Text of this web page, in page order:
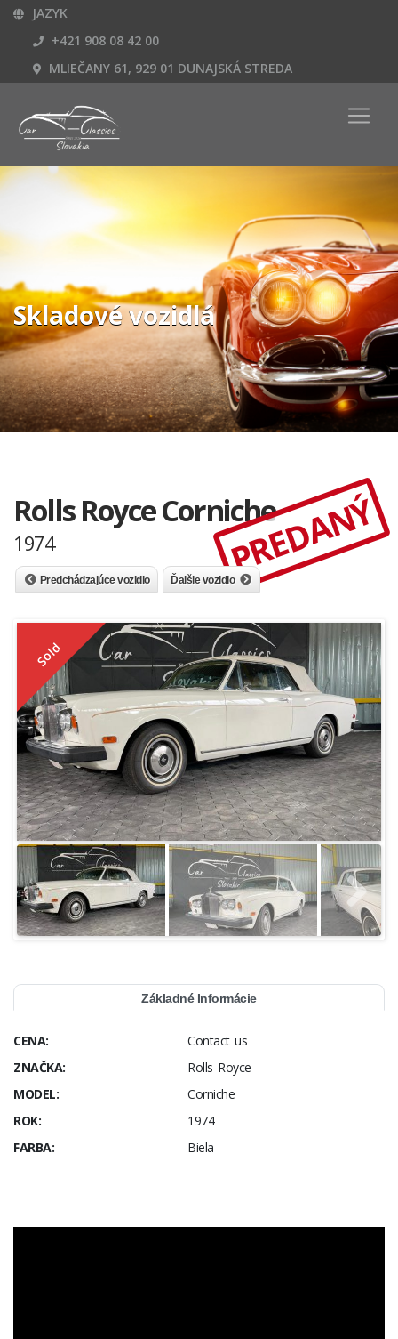
JAZYK
+421 908 08 42 00
MLIEČANY 61, 929 01 DUNAJSKÁ STREDA
Skladové vozidlá
Rolls Royce Corniche
1974 PREDANÝ
Predchádzajúce vozidlo Ďalšie vozidlo
Sold
Základné Informácie
CENA:
Contact us
ZNAČKA:
Rolls Royce
MODEL:
Corniche
ROK:
1974
FARBA:
Biela